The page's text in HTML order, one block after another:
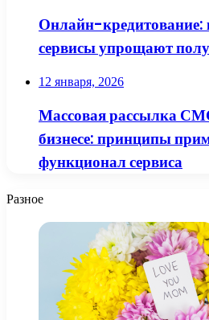
Онлайн-кредитование:
сервисы упрощают
12 января, 2026
Массовая рассылка
бизнесе: принципы
функционал сервиса
Разное